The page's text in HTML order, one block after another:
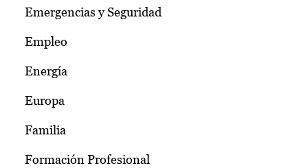
Emergencias y Seguridad
Empleo
Energía
Europa
Familia
Formación Profesional